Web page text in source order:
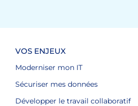
VOS ENJEUX
Moderniser mon IT
Sécuriser mes données
Développer le travail collaboratif